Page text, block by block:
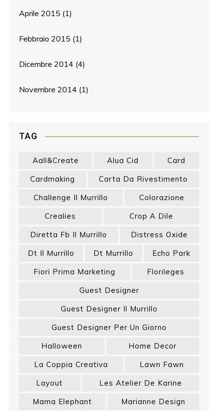
Aprile 2015 (1)
Febbraio 2015 (1)
Dicembre 2014 (4)
Novembre 2014 (1)
TAG
Aall&create Alua Cid
Card
Cardmaking
Carta Da Rivestimento
Challenge Il Murrillo
Colorazione
Crealies
Crop A Dile
Diretta Fb Il Murrillo
Distress Oxide
Dt Il Murrillo
Dt Murrillo
Echo Park
Fiori Prima Marketing
Florileges
Guest Designer
Guest Designer Il Murrillo
Guest Designer Per Un Giorno
Halloween
Home Decor
La Coppia Creativa
Lawn Fawn
Layout
Les Atelier De Karine
Mama Elephant
Marianne Design